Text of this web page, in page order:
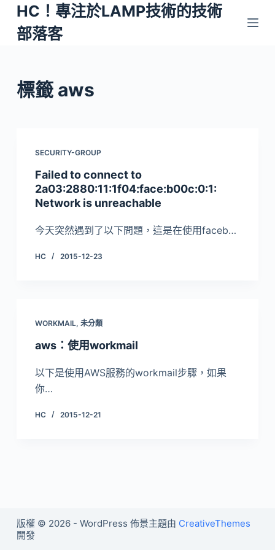
跳
至
內
容
HC！專注於LAMP技術的技術
部落客
標籤aws
SECURITY-GROUP
Failed to connect to
2a03:2880:11:1f04:face:b00c:0:1:
Network is unreachable
今天突然遇到了以下問題，這是在使用faceb…
HC 2015-12-23
WORKMAIL, 未分類
aws：使用workmail
以下是使用AWS服務的workmail步驟，如果
你…
HC 2015-12-21
版權 © 2026 - WordPress 佈景主題由 CreativeThemes
開發